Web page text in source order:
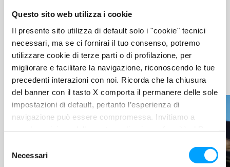
Questo sito web utilizza i cookie
Il presente sito utilizza di default solo i "cookie" tecnici
necessari, ma se ci fornirai il tuo consenso, potremo
utilizzare cookie di terze parti o di profilazione, per
migliorare e facilitare la navigazione, riconoscendo le tue
precedenti interazioni con noi. Ricorda che la chiusura
del banner con il tasto X comporta il permanere delle sole
impostazioni di default, pertanto l’esperienza di
navigazione può essere compromessa. Invitiamo a
Privacy Policy.
Necessari
BARDAHL WORLD
LEGGI LE ULTIME
NOVITÀ